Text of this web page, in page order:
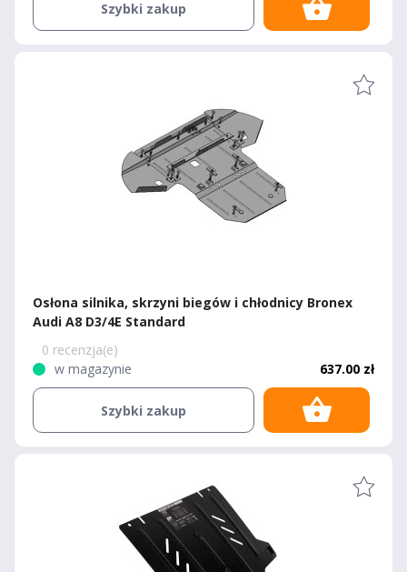
Szybki zakup
Osłona silnika, skrzyni biegów i chłodnicy Bronex
Audi A8 D3/4E Standard
0 recenzja(e)
w magazynie
637.00 zł
Szybki zakup